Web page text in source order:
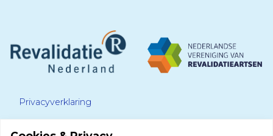
Privacyverklaring